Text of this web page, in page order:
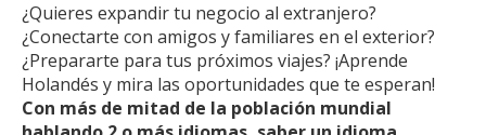
¿Quieres expandir tu negocio al extranjero?
¿Conectarte con amigos y familiares en el exterior?
¿Prepararte para tus próximos viajes? ¡Aprende
Holandés y mira las oportunidades que te esperan!
Con más de mitad de la población mundial